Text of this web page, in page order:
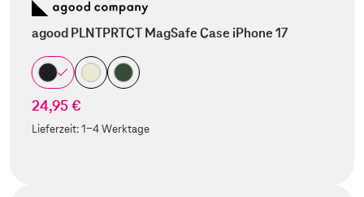
agood PLNTPRTCT MagSafe Case iPhone 17
24,95 €
Lieferzeit:1-4 Werktage